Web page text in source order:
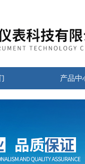
产品中